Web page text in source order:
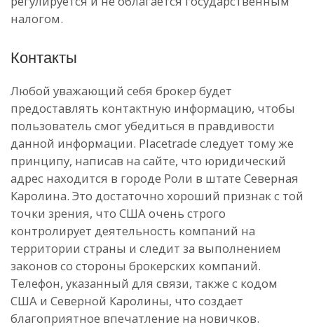
налогом.
Контакты
Любой уважающий себя брокер будет
предоставлять контактную информацию, чтобы
пользователь смог убедиться в правдивости
данной информации. Placetrade следует тому же
принципу, написав на сайте, что юридический
адрес находится в городе Роли в штате Северная
Каролина. Это достаточно хороший признак с той
точки зрения, что США очень строго
контролирует деятельность компаний на
территории страны и следит за выполнением
законов со стороны брокерских компаний.
Телефон, указанный для связи, также с кодом
США и Северной Каролины, что создает
благоприятное впечатление на новичков.